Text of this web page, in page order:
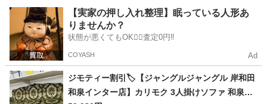
大阪 和泉市 和泉中央駅 生活家電 ジャングル
【実家の押し入れ整理】眠っている人形あ
りませんか？
状態が悪くてもOK🙆‍♀️査定0円‼️
COYASH Ad
ジモティー割引🏷️【ジャングルジャングル 岸和田
和泉インター店】カリモク 3人掛けソファ 和泉市